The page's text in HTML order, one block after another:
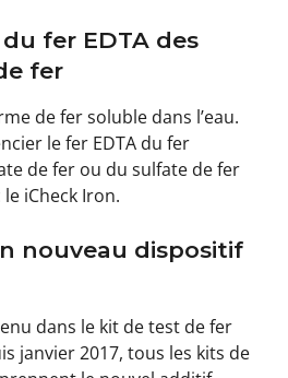
fer EDTA des
fer
de fer soluble dans l’eau.
le fer EDTA du fer
de fer ou du sulfate de fer
iCheck Iron.
nouveau dispositif
dans le kit de test de fer
janvier 2017, tous les kits de